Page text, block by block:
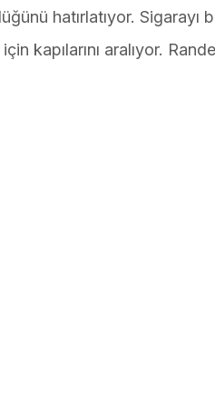
hatırlatıyor. Sigarayı
için kapılarını aralıyor.